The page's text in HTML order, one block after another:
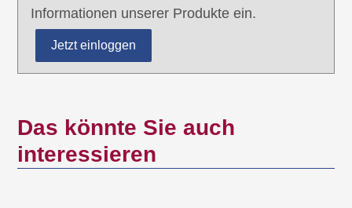
Informationen unserer Produkte ein.
Jetzt einloggen
Das könnte Sie auch
interessieren